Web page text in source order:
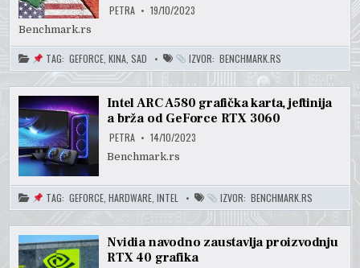
PETRA 19/10/2023
Benchmark.rs
TAG: GEFORCE, KINA, SAD IZVOR: BENCHMARK.RS
Intel ARC A580 grafička karta, jeftinija
a brža od GeForce RTX 3060
PETRA 14/10/2023
Benchmark.rs
TAG: GEFORCE, HARDWARE, INTEL IZVOR: BENCHMARK.RS
Nvidia navodno zaustavlja proizvodnju
RTX 40 grafika